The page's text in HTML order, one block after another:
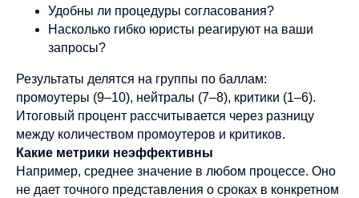
Удобны ли процедуры согласования?
Насколько гибко юристы реагируют на ваши
запросы?
Результаты делятся на группы по баллам:
промоутеры (9–10), нейтралы (7–8), критики (1–6).
Итоговый процент рассчитывается через разницу
между количеством промоутеров и критиков.
Какие метрики неэффективны
Например, среднее значение в любом процессе. Оно
не дает точного представления о сроках в конкретном